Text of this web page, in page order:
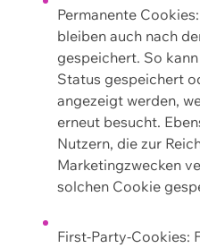
Permanente
bleiben auch nach
gespeichert. So
Status gespeichert
angezeigt werden,
erneut besucht.
Nutzern, die zur
Marketingzwecken
solchen Cookie
First-Party-Cookies: